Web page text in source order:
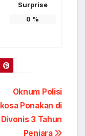
Surprise
0 %
Oknum Polisi
Ponakan di
3 Tahun
Penjara